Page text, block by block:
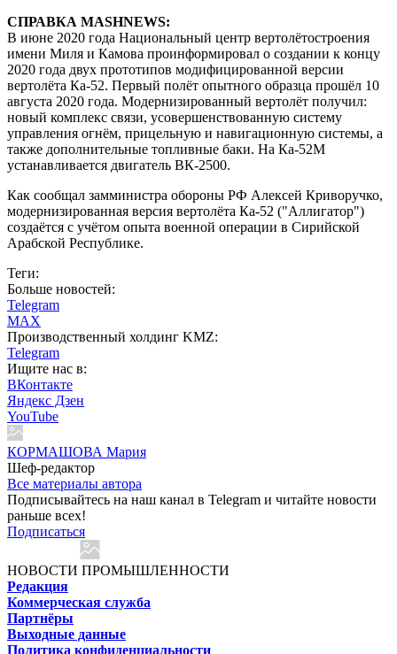
СПРАВКА MASHNEWS:
В июне 2020 года Национальный центр вертолётостроения
имени Миля и Камова проинформировал о создании к концу
2020 года двух прототипов модифицированной версии
вертолёта Ка-52. Первый полёт опытного образца прошёл 10
августа 2020 года. Модернизированный вертолёт получил:
новый комплекс связи, усовершенствованную систему
управления огнём, прицельную и навигационную системы, а
также дополнительные топливные баки. На Ка-52М
устанавливается двигатель ВК-2500.
Как сообщал замминистра обороны РФ Алексей Криворучко,
модернизированная версия вертолёта Ка-52 ("Аллигатор")
создаётся с учётом опыта военной операции в Сирийской
Арабской Республике.
Теги:
Больше новостей:
Telegram
MAX
Производственный холдинг KMZ:
Telegram
Ищите нас в:
ВКонтакте
Яндекс Дзен
YouTube
КОРМАШОВА Мария
Шеф-редактор
Все материалы автора
Подписывайтесь на наш канал в Telegram и читайте новости
раньше всех!
Подписаться
НОВОСТИ ПРОМЫШЛЕННОСТИ
Редакция
Коммерческая служба
Партнёры
Выходные данные
Политика конфиденциальности